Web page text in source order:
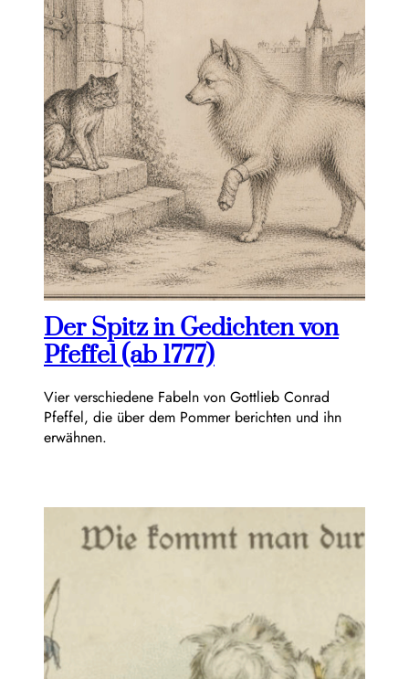
Der Spitz in Gedichten von
Pfeffel (ab 1777)
Vier verschiedene Fabeln von Gottlieb Conrad
Pfeffel, die über dem Pommer berichten und ihn
erwähnen.